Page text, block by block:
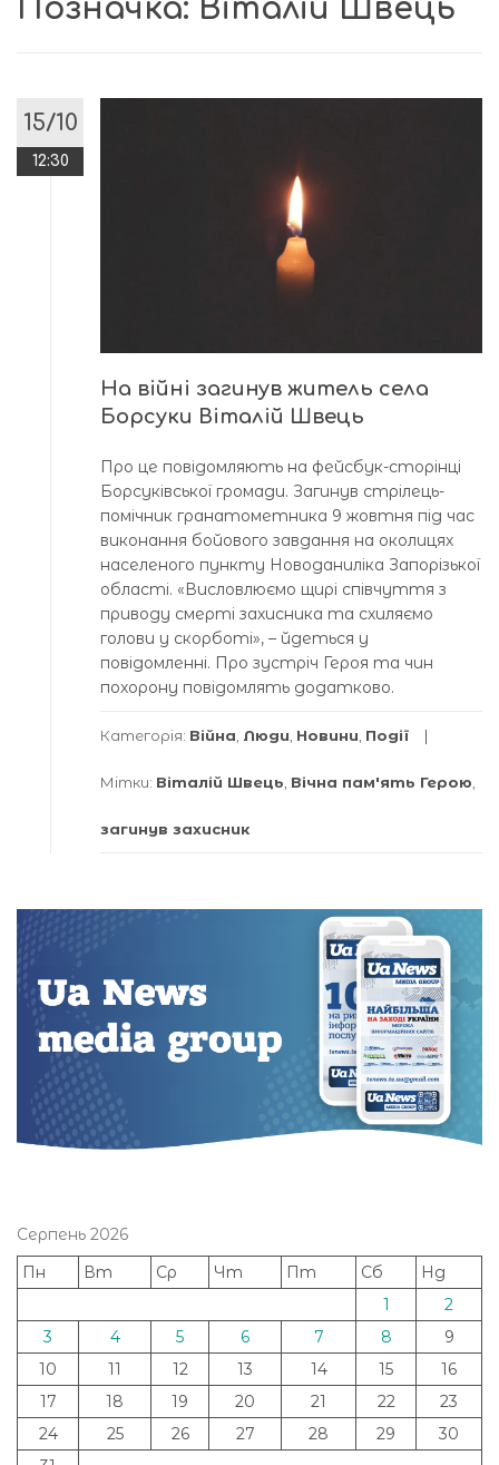
Позначка: Віталій Швець
15/10
12:30
На війні загинув житель села
Борсуки Віталій Швець
Про це повідомляють на фейсбук-сторінці
Борсуківської громади. Загинув стрілець-
помічник гранатометника 9 жовтня під час
виконання бойового завдання на околицях
населеного пункту Новоданиліка Запорізької
області. «Висловлюємо щирі співчуття з
приводу смерті захисника та схиляємо
голови у скорботі», – йдеться у
повідомленні. Про зустріч Героя та чин
похорону повідомлять додатково.
Категорія: Війна Люди Новини Події
Мітки: Віталій Швець Вічна пам'ять Герою
загинув захисник
Серпень 2026
Пн
Вт Ср Чт Пт Сб
Нд
1
2
3
4 5 6 7 8
9
10
11 12 13 14 15
16
17
18 19 20 21 22
23
24
25 26 27 28 29
30